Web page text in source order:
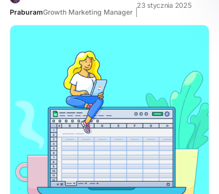
PraburamGrowth Marketing Manager
23 stycznia 2025